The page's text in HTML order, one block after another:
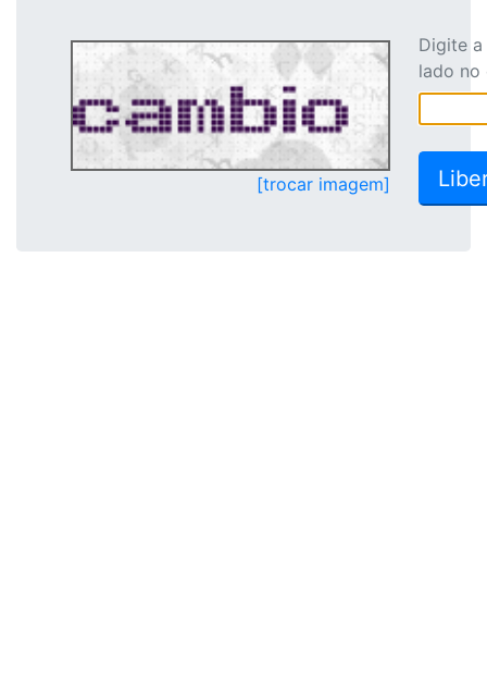
[trocar imagem]
Digite
lado no